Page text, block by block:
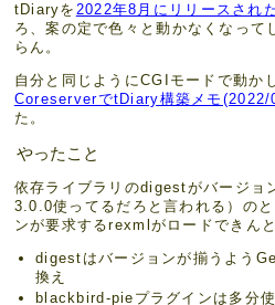
tDiaryを 2022年8月にリリースされ
ろ、案の定で色々と動かなくなって
らん。
自分と同じようにCGIモードで動か
CoreserverでtDiary構築メモ
た。
やったこと
依存ライブラリのdigestがバージョ
3.0.0使ってるだろと言われる）の
ンが要求するrexmlがロードできんと
digestはバージョンが揃うよう
換え
blackbird-pieプラグインは多分